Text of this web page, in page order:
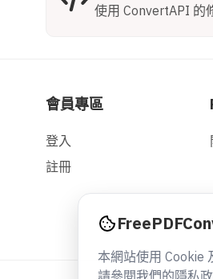
使用 ConvertAPI 的
會員專區
登入
註冊
本網站使用 Cookie
請參閱我們的隱私政